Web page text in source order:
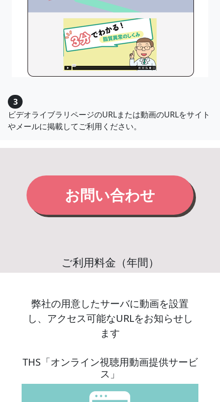
3
ビデオライブラリページのURLまたは動画のURLをサイト
やメールに掲載してご利用ください。
お問い合わせ
ご利用料金（年間）
弊社の用意したサーバに動画を設置
し、アクセス可能なURLをお知らせし
ます
THS「オンライン視聴用動画提供サービ
ス」